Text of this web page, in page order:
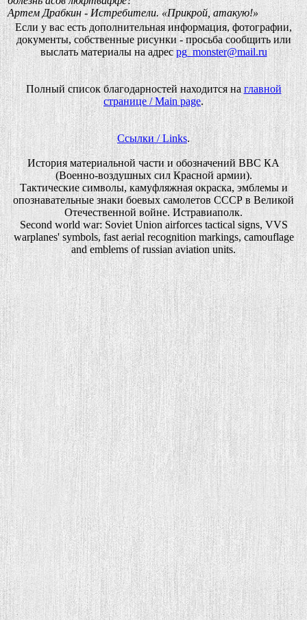
Артем Драбкин - Истребители. «Прикрой, атакую!»
Если у вас есть дополнительная информация, фотографии,
документы, собственные рисунки - просьба сообщить или
выслать материалы на адресpg_monster@mail.ru
Полный список благодарностей находится наглавной
странице / Main page.
Ссылки / Links.
История материальной части и обозначений ВВС КА
(Военно-воздушных сил Красной армии).
Тактические символы, камуфляжная окраска, эмблемы и
опознавательные знаки боевых самолетов СССР в Великой
Отечественной войне. Истравиаполк.
Second world war: Soviet Union airforces tactical signs, VVS
warplanes' symbols, fast aerial recognition markings, camouflage
and emblems of russian aviation units.